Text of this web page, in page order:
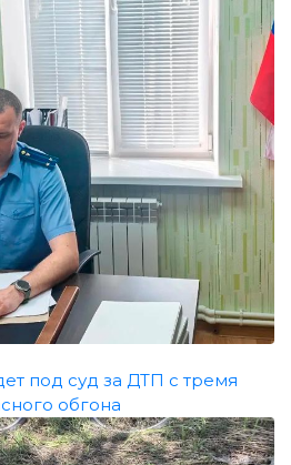
под суд за ДТП с тремя
обгона